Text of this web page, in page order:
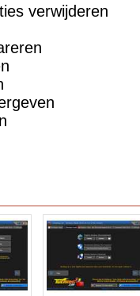
verwijderen